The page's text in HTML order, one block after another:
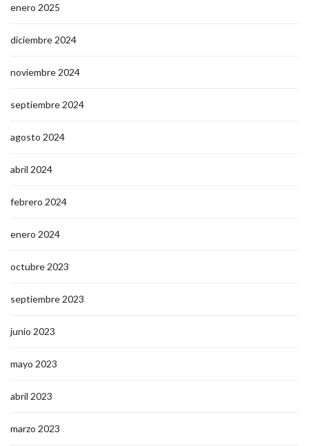
enero 2025
diciembre 2024
noviembre 2024
septiembre 2024
agosto 2024
abril 2024
febrero 2024
enero 2024
octubre 2023
septiembre 2023
junio 2023
mayo 2023
abril 2023
marzo 2023